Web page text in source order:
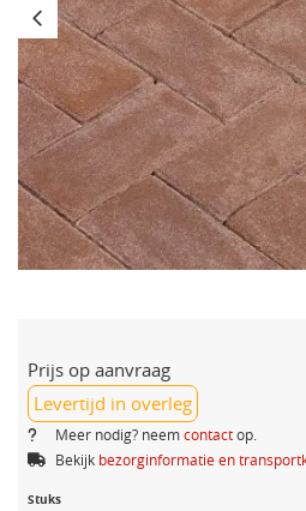
Prijs op aanvraag
Levertijd in overleg
Meer nodig? neemcontactop.
Bekijk bezorginformatie en
Stuks